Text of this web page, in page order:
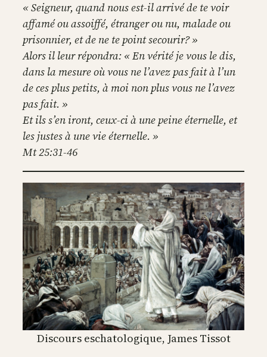
« Seigneur, quand nous est-il arrivé de te voir
affamé ou assoiffé, étranger ou nu, malade ou
prisonnier, et de ne te point secourir? »
Alors il leur répondra: « En vérité je vous le dis,
dans la mesure où vous ne l’avez pas fait à l’un
de ces plus petits, à moi non plus vous ne l’avez
pas fait. »
Et ils s’en iront, ceux-ci à une peine éternelle, et
les justes à une vie éternelle. »
Mt 25:31-46
Discours eschatologique, James Tissot